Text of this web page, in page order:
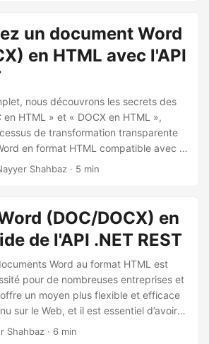
un document Word
en HTML avec l'API
nous découvrons les secrets des
HTML » et « DOCX en HTML »,
de transformation transparente
en format HTML compatible avec le
un professionnel chevronné ou un
Shahbaz · 5 min
(DOC/DOCX) en
de l'API .NET REST
Word au format HTML est
pour de nombreuses entreprises et
un moyen plus flexible et efficace
sur le Web, et il est essentiel d’avoir
pour convertir vos documents
Shahbaz · 6 min